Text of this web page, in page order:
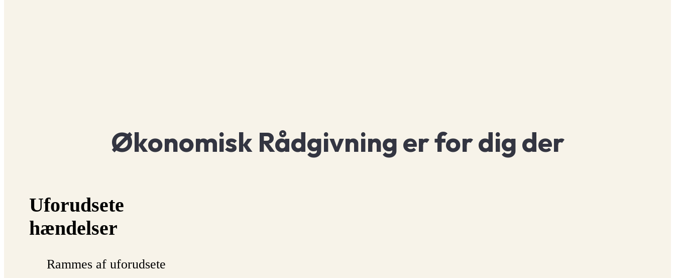
Økonomisk Rådgivning er for dig der
Uforudsete
hændelser
Rammes af uforudsete